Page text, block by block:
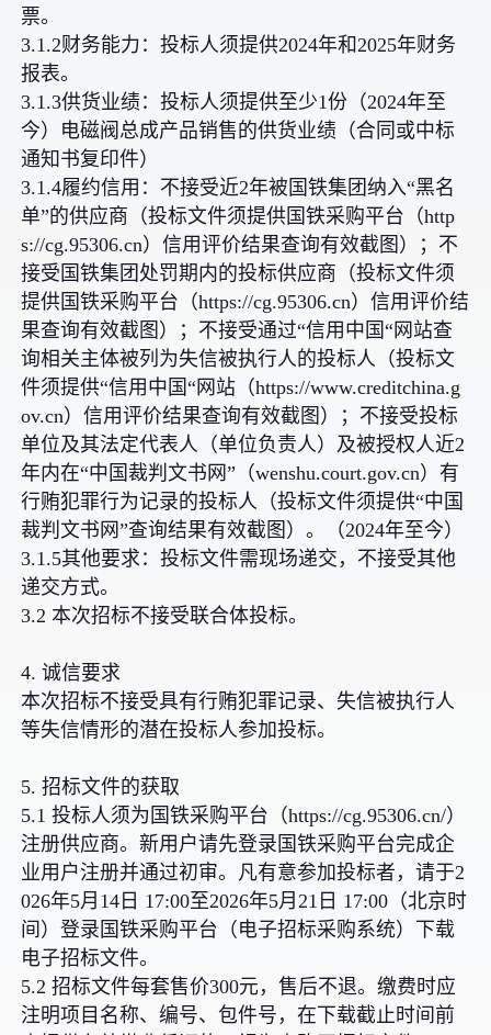
票。
3.1.2财务能力：投标人须提供2024年和2025年财务
报表。
3.1.3供货业绩：投标人须提供至少1份（2024年至
今）电磁阀总成产品销售的供货业绩（合同或中标
通知书复印件）
3.1.4履约信用：不接受近2年被国铁集团纳入“黑名
单”的供应商（投标文件须提供国铁采购平台（http
s://cg.95306.cn）信用评价结果查询有效截图）；不
接受国铁集团处罚期内的投标供应商（投标文件须
提供国铁采购平台（https://cg.95306.cn）信用评价结
果查询有效截图）；不接受通过“信用中国“网站查
询相关主体被列为失信被执行人的投标人（投标文
件须提供“信用中国“网站（https://www.creditchina.g
ov.cn）信用评价结果查询有效截图）；不接受投标
单位及其法定代表人（单位负责人）及被授权人近2
年内在“中国裁判文书网”（wenshu.court.gov.cn）有
行贿犯罪行为记录的投标人（投标文件须提供“中国
裁判文书网”查询结果有效截图）。（2024年至今）
3.1.5其他要求：投标文件需现场递交，不接受其他
递交方式。
3.2 本次招标不接受联合体投标。
4. 诚信要求
本次招标不接受具有行贿犯罪记录、失信被执行人
等失信情形的潜在投标人参加投标。
5. 招标文件的获取
5.1 投标人须为国铁采购平台（https://cg.95306.cn/）
注册供应商。新用户请先登录国铁采购平台完成企
业用户注册并通过初审。凡有意参加投标者，请于2
026年5月14日 17:00至2026年5月21日 17:00（北京时
间）登录国铁采购平台（电子招标采购系统）下载
电子招标文件。
5.2 招标文件每套售价300元，售后不退。缴费时应
注明项目名称、编号、包件号，在下载截止时间前